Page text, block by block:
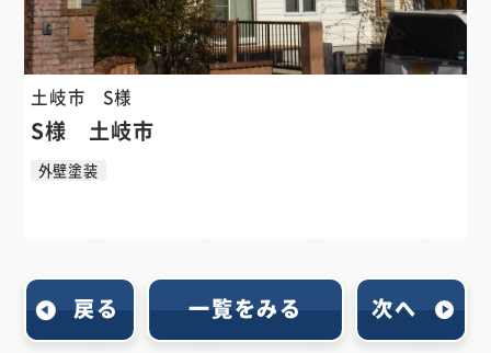
土岐市 S様
S様 土岐市
外壁塗装
戻る 一覧をみる 次へ